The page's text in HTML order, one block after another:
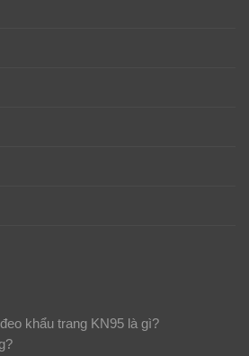
khẩu trang KN95 là gì?